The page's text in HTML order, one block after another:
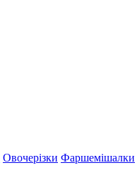
Овочерізки Фаршемішалки